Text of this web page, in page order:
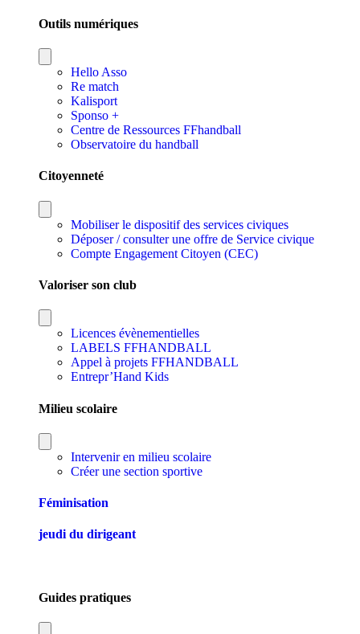
Outils numériques
Hello Asso
Re match
Kalisport
Sponso +
Centre de Ressources FFhandball
Observatoire du handball
Citoyenneté
Mobiliser le dispositif des services civiques
Déposer / consulter une offre de Service civique
Compte Engagement Citoyen (CEC)
Valoriser son club
Licences évènementielles
LABELS FFHANDBALL
Appel à projets FFHANDBALL
Entrepr’Hand Kids
Milieu scolaire
Intervenir en milieu scolaire
Créer une section sportive
Féminisation
jeudi du dirigeant
Guides pratiques